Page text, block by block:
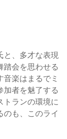
と、多才な表現
踏会を思わせる
楽はまるでミ
加者を魅了する
トランの環境に
のも、このライ